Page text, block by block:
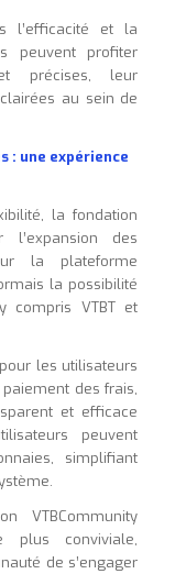
l’efficacité et la
peuvent profiter
et précises, leur
au sein de
: une expérience
la fondation
l’expansion des
la plateforme
la possibilité
compris VTBT et
les utilisateurs
des frais,
et efficace
peuvent
simplifiant
VTBCommunity
plus conviviale,
de s’engager